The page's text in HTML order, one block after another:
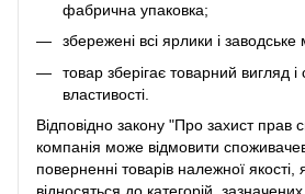
фабрична упаковка;
збережені всі ярлики і
товар зберігає товарний вигляд і
властивості.
Відповідно закону "Про захист прав
компанія може відмовити
поверненні товарів належної